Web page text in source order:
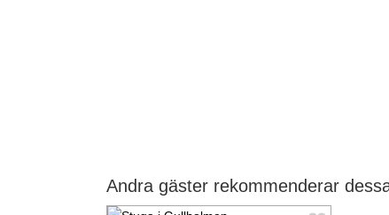
Andra gäster rekommenderar